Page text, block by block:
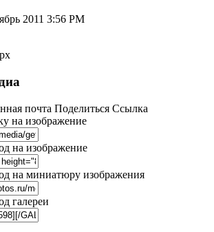
2011 3:56 PM
почта Поделиться Ссылка
на изображение
на изображение
на миниатюру изображения
галереи